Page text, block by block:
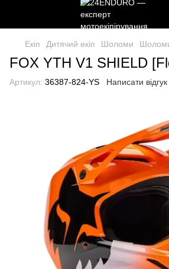
Екіп Дитячий екіп Шоломи
FOX YTH V1 SHIELD
Артикул: 36387-824-YS Написати відгук